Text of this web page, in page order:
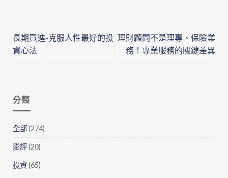
長期買進-克服人性最好的投
資心法
理財顧問不是理專、保險業
務！專業服務的關鍵差異
分類
全部(274)
影評(20)
投資(65)